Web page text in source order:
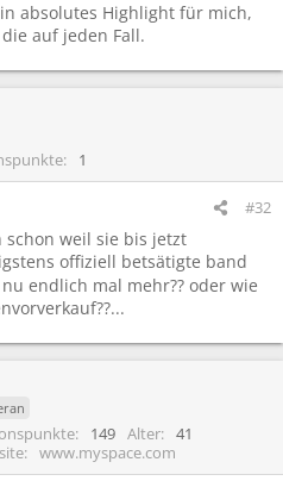
absolutes Highlight für mich,
auf jeden Fall.
1
#32
schon weil sie bis jetzt
offiziell betsätigte band
endlich mal mehr?? oder wie
149 Alter
41
www.myspace.com